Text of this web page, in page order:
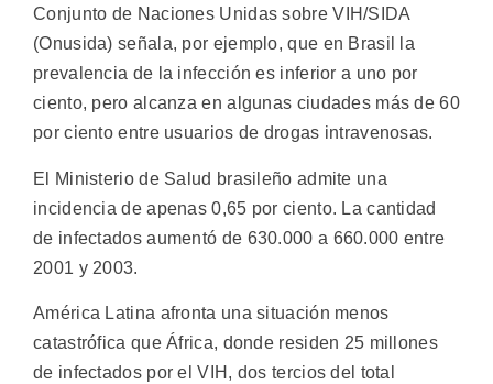
Conjunto de Naciones Unidas sobre VIH/SIDA
(Onusida) señala, por ejemplo, que en Brasil la
prevalencia de la infección es inferior a uno por
ciento, pero alcanza en algunas ciudades más de 60
por ciento entre usuarios de drogas intravenosas.
El Ministerio de Salud brasileño admite una
incidencia de apenas 0,65 por ciento. La cantidad
de infectados aumentó de 630.000 a 660.000 entre
2001 y 2003.
América Latina afronta una situación menos
catastrófica que África, donde residen 25 millones
de infectados por el VIH, dos tercios del total